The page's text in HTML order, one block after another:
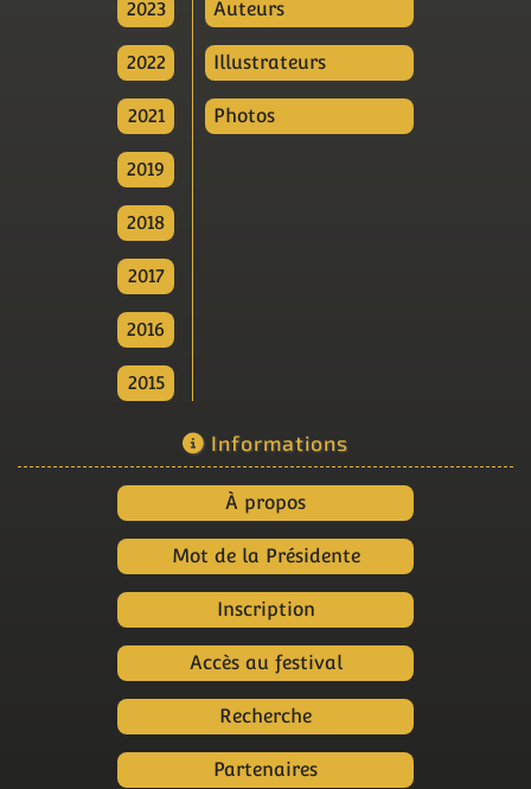
2023
2022
2021
2019
2018
2017
2016
2015
Auteurs
Illustrateurs
Photos
Informations
À propos
Mot de la Présidente
Inscription
Accès au festival
Recherche
Partenaires